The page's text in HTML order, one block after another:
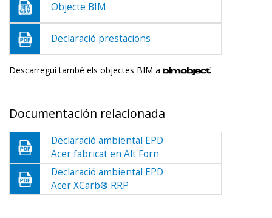
Objecte BIM
Declaració prestacions
Descarregui també els objectes BIM a
Documentación relacionada
Declaració ambiental EPD
Acer fabricat en Alt Forn
Declaració ambiental EPD
Acer XCarb® RRP